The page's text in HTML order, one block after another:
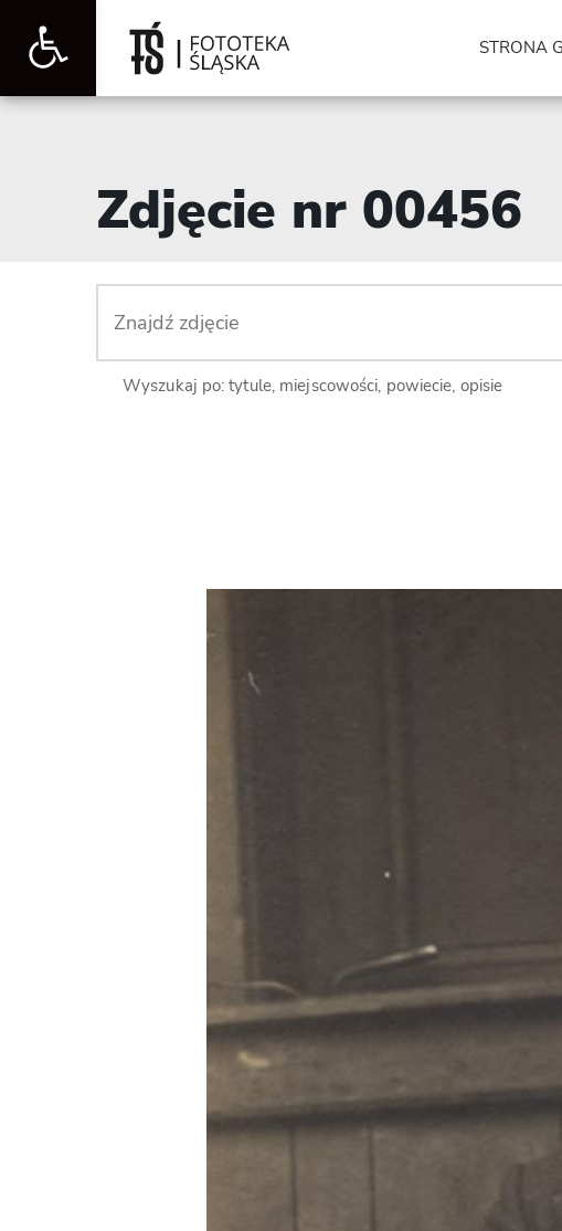
Otwórz
narzędzi
STRONA
Zdjęcie nr 00456
Wyszukaj po: tytule, miejscowości, powiecie, opisie